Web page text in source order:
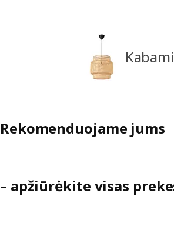
Rekomenduojame jums
– apžiūrėkite visas